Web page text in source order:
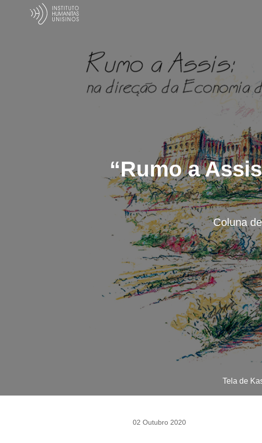
“Rumo a
Coluna
Tela de
02 Outubro 2020